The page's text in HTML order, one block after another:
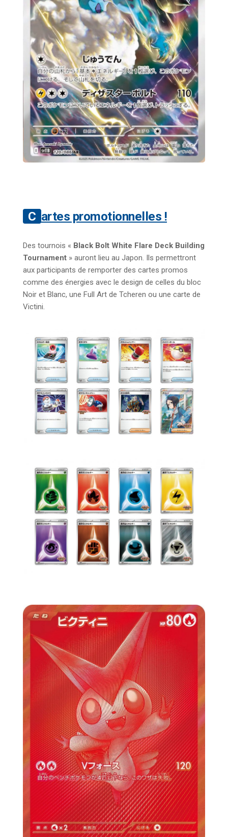
Cartes promotionnelles !
Des tournois « Black Bolt White Flare Deck Building
Tournament » auront lieu au Japon. Ils permettront
aux participants de remporter des cartes promos
comme des énergies avec le design de celles du bloc
Noir et Blanc, une Full Art de Tcheren ou une carte de
Victini.